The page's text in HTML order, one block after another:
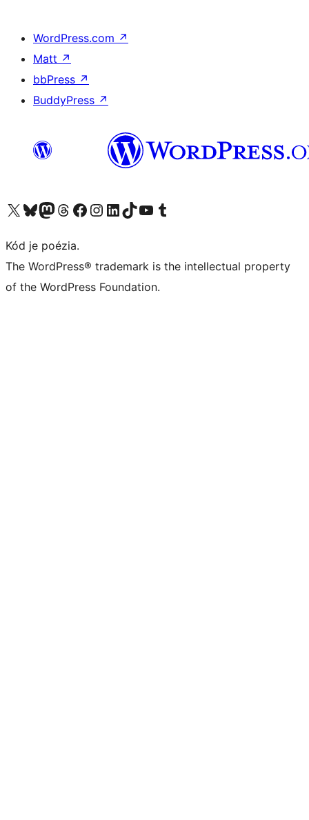
WordPress.com ↗
Matt ↗
bbPress ↗
BuddyPress ↗
Navštívte náš účet na X (predtým Twitter)
Navštívte náš účet na platforme Bluesky
Navštívte náš účet na Mastodone
Navštívte náš účet na platforme Threads
Navštívte našu stránku na Facebooku
Navštívte náš účet Instagram
Navštívte náš účet LinkedIn
Navštívte náš účet na platforme TikTok
Navštívte náš kanál YouTube
Navštívte náš účet na platforme Tumblr
Kód je poézia.
The WordPress® trademark is the intellectual property
of the WordPress Foundation.